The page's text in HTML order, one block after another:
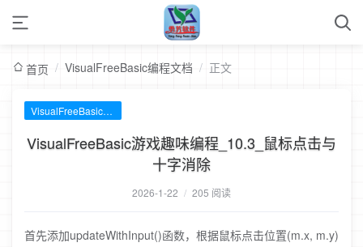
首页 / VisualFreeBasic编程文档 / 正文
VisualFreeBasic编程文档
VisualFreeBasic游戏趣味编程_10.3_鼠标点击与
十字消除
2026-1-22 / 205 阅读
首先添加updateWithInput()函数，根据鼠标点击位置(m.x, m.y)